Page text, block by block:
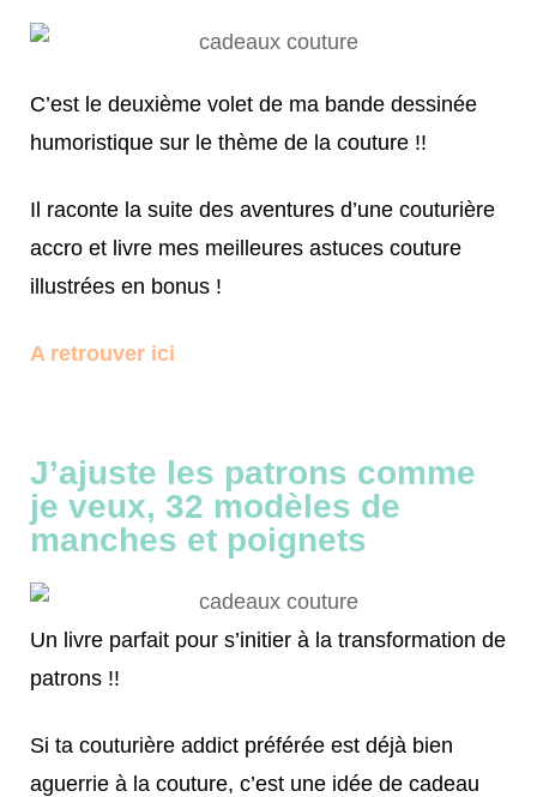
C’est le deuxième volet de ma bande dessinée
humoristique sur le thème de la couture !!
Il raconte la suite des aventures d’une couturière
accro et livre mes meilleures astuces couture
illustrées en bonus !
A retrouver ici
J’ajuste les patrons comme
je veux, 32 modèles de
manches et poignets
Un livre parfait pour s’initier à la transformation de
patrons !!
Si ta couturière addict préférée est déjà bien
aguerrie à la couture, c’est une idée de cadeau